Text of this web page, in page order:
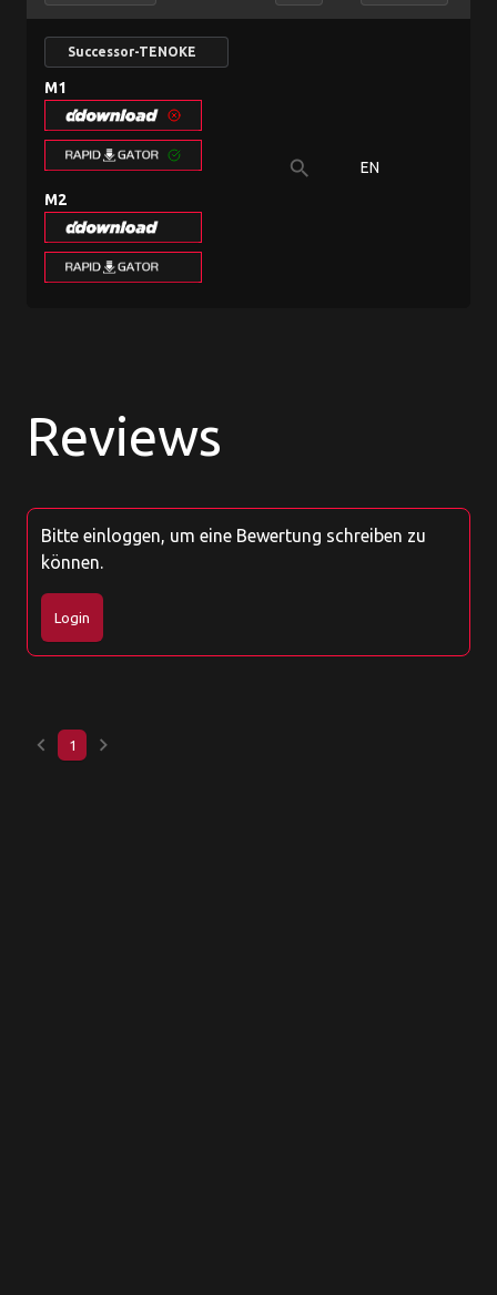
Successor-TENOKE
M1
M2
search EN
Reviews
Bitte einloggen, um eine Bewertung schreiben zu
können.
Login
keyboard_arrow_left 1 keyboard_arrow_right